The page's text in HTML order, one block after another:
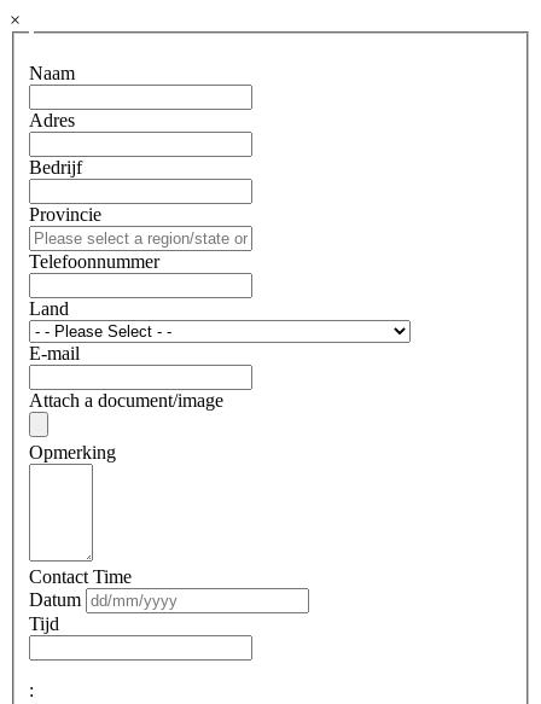
×
Naam
Adres
Bedrijf
Provincie
Telefoonnummer
Land
E-mail
Attach a document/image
Opmerking
Contact Time
Datum
Tijd
: